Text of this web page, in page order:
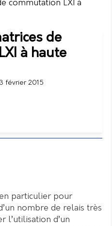
de
à haute
3 février 2015
particulier pour
nombre de relais très
l’utilisation d’un